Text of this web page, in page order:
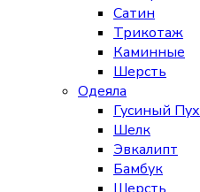
Сатин
Трикотаж
Каминные
Шерсть
Одеяла
Гусиный Пух
Шелк
Эвкалипт
Бамбук